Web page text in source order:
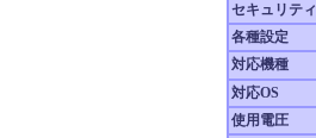
セキュリティ
各種設定
対応機種
対応OS
使用電圧